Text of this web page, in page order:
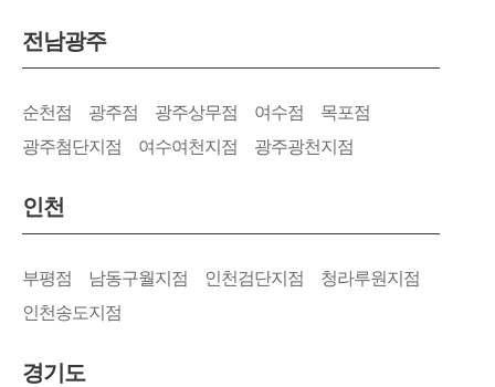
전남광주
순천점 광주점 광주상무점 여수점
목포점
광주첨단지점
여수여천지점 광주광천지점
인천
부평점 남동구월지점 인천검단지점
청라루원지점
인천송도지점
경기도